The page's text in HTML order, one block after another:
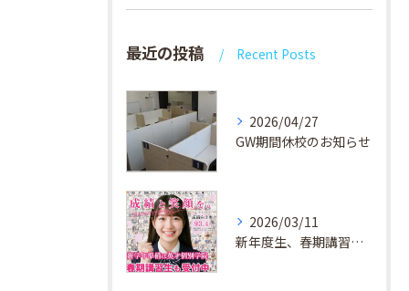
最近の投稿 Recent Posts
2026/04/27
GW期間休校のお知らせ
2026/03/11
新年度生、春期講習生 受付中！